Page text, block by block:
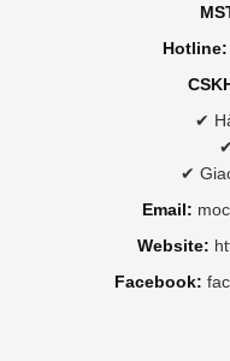
Hotline:
✔
✔
Email:
Website:
Facebook: